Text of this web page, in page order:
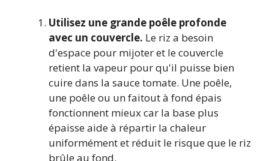
Utilisez une grande poêle profonde
avec un couvercle. Le riz a besoin
d'espace pour mijoter et le couvercle
retient la vapeur pour qu'il puisse bien
cuire dans la sauce tomate. Une poêle,
une poêle ou un faitout à fond épais
fonctionnent mieux car la base plus
épaisse aide à répartir la chaleur
uniformément et réduit le risque que le riz
brûle au fond.